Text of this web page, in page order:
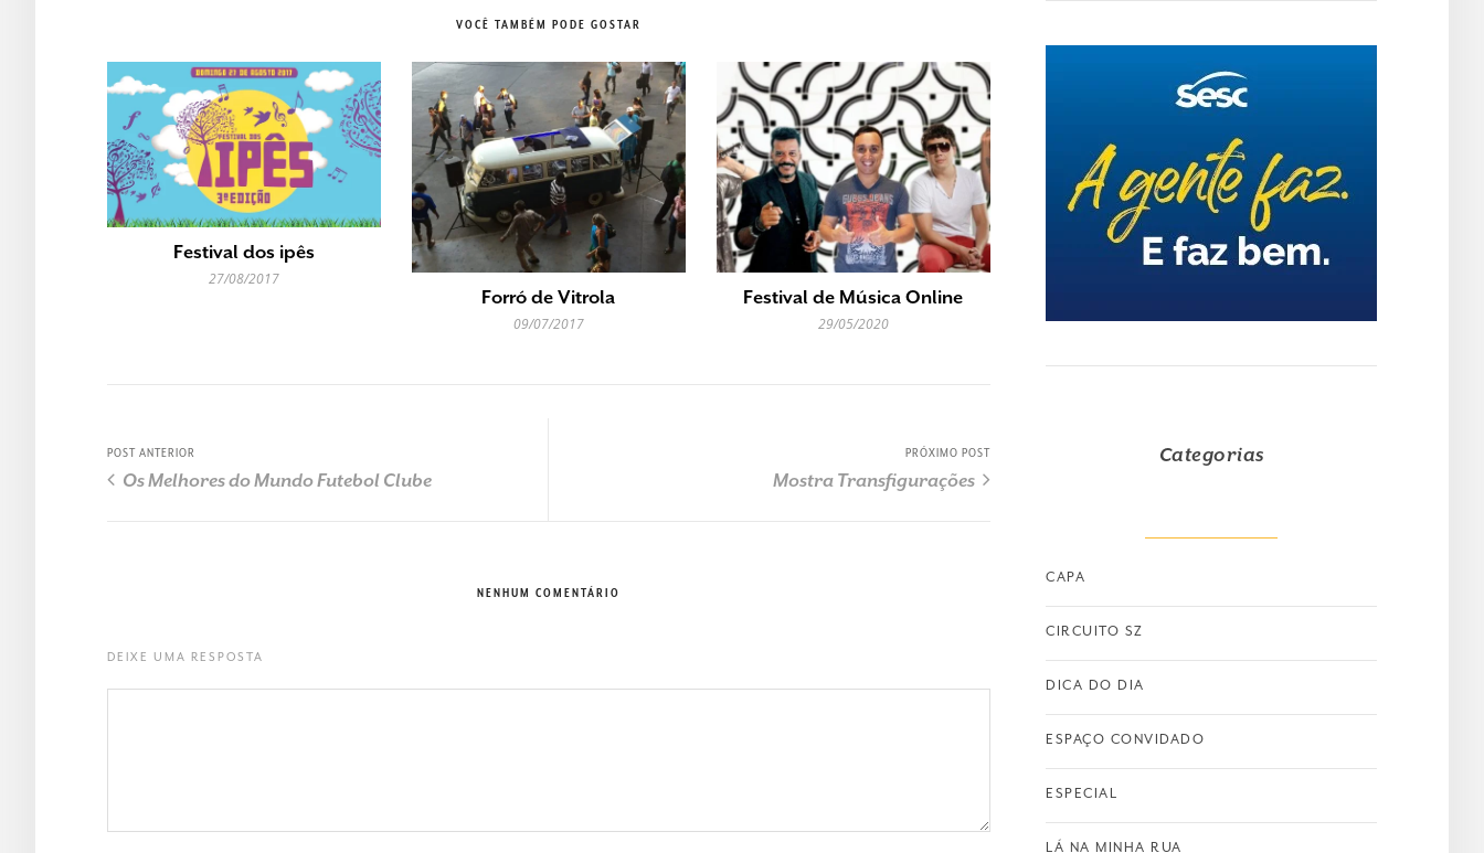
VOCÊ TAMBÉM PODE GOSTAR
Festival dos ipês
27/08/2017
Forró de Vitrola
09/07/2017
Festival de Música Online
29/05/2020
POST ANTERIOR
Os Melhores do Mundo Futebol Clube
PRÓXIMO POST
Mostra Transfigurações
NENHUM COMENTÁRIO
DEIXE UMA RESPOSTA
Categorias
CAPA
CIRCUITO SZ
DICA DO DIA
ESPAÇO CONVIDADO
ESPECIAL
LÁ NA MINHA RUA